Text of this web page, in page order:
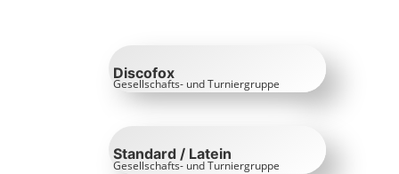
Discofox
Gesellschafts- und Turniergruppe
Standard / Latein
Gesellschafts- und Turniergruppe